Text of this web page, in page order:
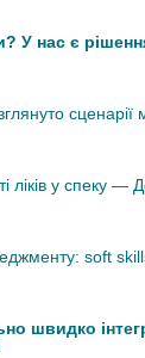
У нас є
сценарії
ліків у спеку
soft
швидко